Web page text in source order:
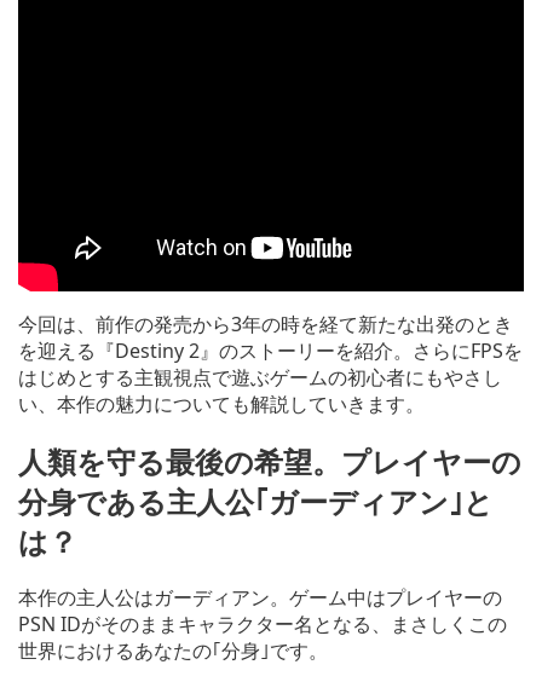
今回は、前作の発売から3年の時を経て新たな出発のとき
を迎える『Destiny 2』のストーリーを紹介。さらにFPSを
はじめとする主観視点で遊ぶゲームの初心者にもやさし
い、本作の魅力についても解説していきます。
人類を守る最後の希望。プレイヤーの
分身である主人公｢ガーディアン｣と
は？
本作の主人公はガーディアン。ゲーム中はプレイヤーの
PSN IDがそのままキャラクター名となる、まさしくこの
世界におけるあなたの｢分身｣です。